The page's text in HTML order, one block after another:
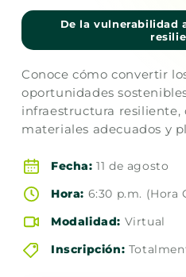
De la vulnerabilidad
Conoce cómo convertir
oportunidades
infraestructura resiliente,
materiales adecuados y
Fecha: 11 de agosto
Hora: 6:30 p.m. (Hora
Modalidad: Virtual
Inscripción: